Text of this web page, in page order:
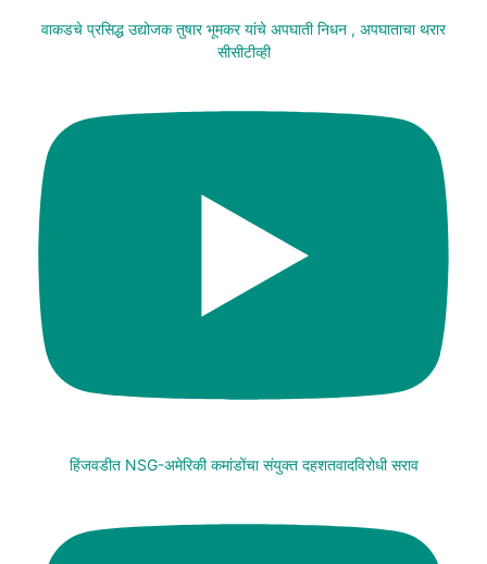
वाकडचे प्रसिद्ध उद्योजक तुषार भूमकर यांचे अपघाती निधन , अपघाताचा थरार
सीसीटीव्ही
हिंजवडीत NSG-अमेरिकी कमांडोंचा संयुक्त दहशतवादविरोधी सराव